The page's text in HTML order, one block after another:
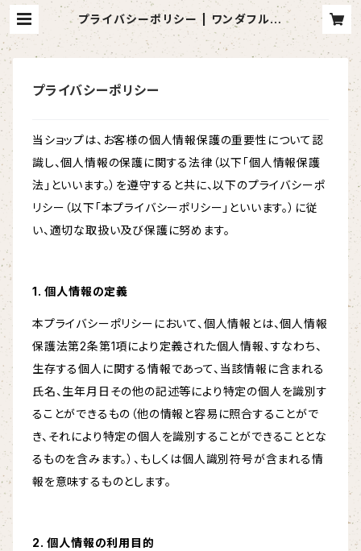
プライバシーポリシー | ワンダフルパ
ートナー公式ショッピングサイト
プライバシーポリシー
当ショップは、お客様の個人情報保護の重要性について認
識し、個人情報の保護に関する法律（以下「個人情報保護
法」といいます。）を遵守すると共に、以下のプライバシーポ
リシー（以下「本プライバシーポリシー」といいます。）に従
い、適切な取扱い及び保護に努めます。
1. 個人情報の定義
本プライバシーポリシーにおいて、個人情報とは、個人情報
保護法第2条第1項により定義された個人情報、すなわち、
生存する個人に関する情報であって、当該情報に含まれる
氏名、生年月日その他の記述等により特定の個人を識別す
ることができるもの（他の情報と容易に照合することがで
き、それにより特定の個人を識別することができることとな
るものを含みます。）、もしくは個人識別符号が含まれる情
報を意味するものとします。
2. 個人情報の利用目的